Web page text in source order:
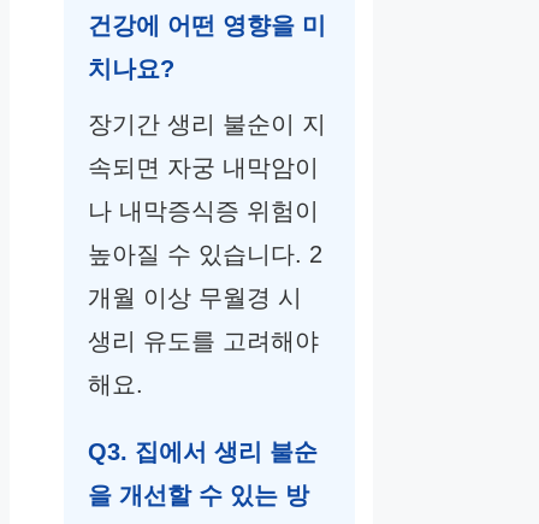
건강에 어떤 영향을 미
치나요?
장기간 생리 불순이 지
속되면 자궁 내막암이
나 내막증식증 위험이
높아질 수 있습니다. 2
개월 이상 무월경 시
생리 유도를 고려해야
해요.
Q3. 집에서 생리 불순
을 개선할 수 있는 방